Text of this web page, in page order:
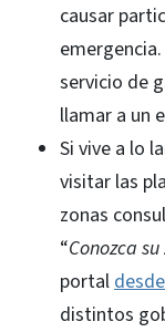
causar
servicio de
llamar a un
Si vive a lo
visitar las
zonas
“Conozca
portal
distintos